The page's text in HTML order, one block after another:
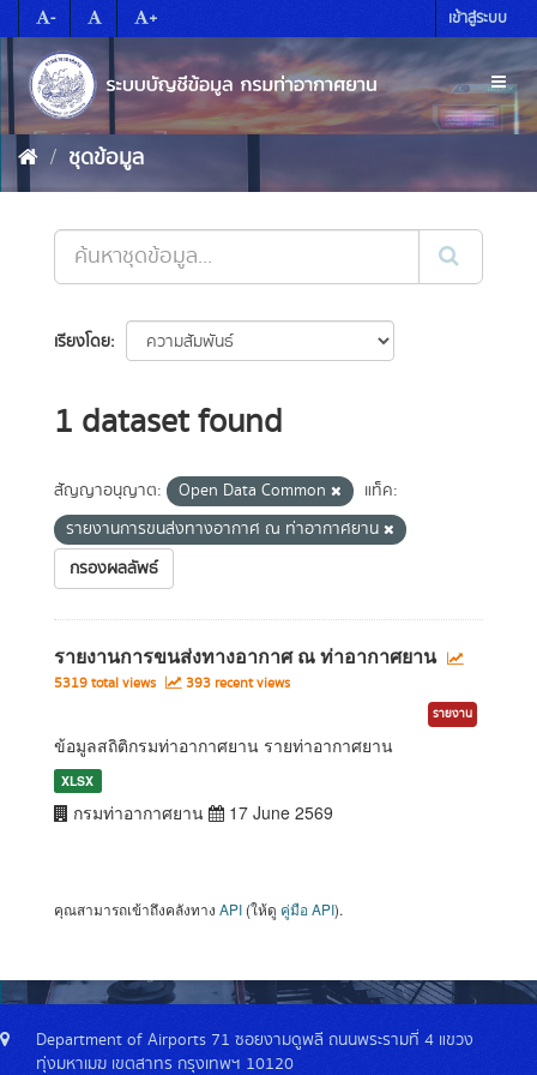
to
content
- + เข้าสู่ระบบ
ชุดข้อมูล
เรียงโดย
1 dataset found
สัญญาอนุญาต: Open Data Common
แท็ค:
รายงานการขนส่งทางอากาศ ณ ท่าอากาศยาน
กรองผลลัพธ์
รายงานการขนส่งทางอากาศ ณ ท่าอากาศยาน
5319 total views 393 recent views
รายงาน
ข้อมูลสถิติกรมท่าอากาศยาน รายท่าอากาศยาน
XLSX
กรมท่าอากาศยาน 17 June 2569
คุณสามารถเข้าถึงคลังทาง API (ให้ดู คู่มือ API).
Department of Airports 71 ซอยงามดูพลี ถนนพระรามที่ 4 แขวง
ทุ่งมหาเมฆ เขตสาทร กรุงเทพฯ 10120